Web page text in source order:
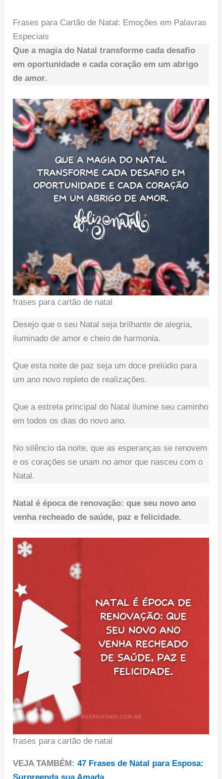
Frases para Cartão de Natal: Emoções em Palavras
Especiais
Que a magia do Natal transforme cada desafio
em oportunidade e cada coração em um abrigo
de amor.
frases para cartão de natal
Desejo que o seu Natal seja brilhante de alegria,
iluminado de amor e cheio de harmonia.
Que esta noite de paz seja um doce prelúdio para
um ano novo repleto de realizações.
Que a estrela principal do Natal ilumine seu caminho
em todos os dias do novo ano.
No silêncio da noite, que as esperanças se renovem
e os corações se unam no amor que nasceu com o
Natal.
Natal é época de renovação: que seu novo ano
venha recheado de saúde, paz e felicidade.
frases para cartão de natal
VEJA TAMBÉM:47 Frases de Natal para Esposa: